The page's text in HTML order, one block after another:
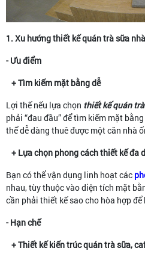
1. Xu hướng thiết kế quán trà sữa
- Ưu điểm
+ Tìm kiếm mặt bằng dễ
Lợi thế nếu lựa chọn thiết kế quán
phải “đau đầu” để tìm kiếm mặt
thể dễ dàng thuê được một căn nhà
+ Lựa chọn phong cách thiết kế đa
Bạn có thể vận dụng linh hoạt các
nhau, tùy thuộc vào diện tích mặt
cần phải thiết kế sao cho hòa hợp
- Hạn chế
+ Thiết kế kiến trúc quán trà sữa,